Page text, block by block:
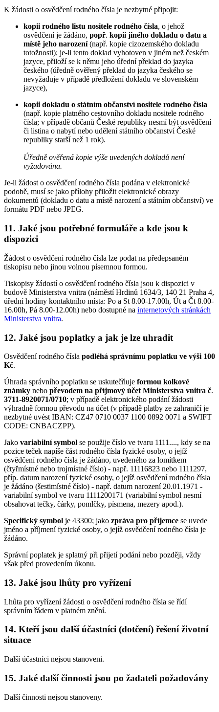
K žádosti o osvědčení rodného čísla je nezbytné připojit:
kopii rodného listu nositele rodného čísla, o jehož
osvědčení je žádáno, popř. kopii jiného dokladu o datu a
místě jeho narození(např. kopie cizozemského dokladu
totožnosti); je-li tento doklad vyhotoven v jiném než českém
jazyce, přiloží se k němu jeho úřední překlad do jazyka
českého (úředně ověřený překlad do jazyka českého se
nevyžaduje v případě předložení dokladu ve slovenském
jazyce),
kopii dokladu o státním občanství nositele rodného čísla
(např. kopie platného cestovního dokladu nositele rodného
čísla; v případě občanů České republiky nesmí být osvědčení
či listina o nabytí nebo udělení státního občanství České
republiky starší než 1 rok).
Úředně ověřená kopie výše uvedených dokladů není
vyžadována.
Je-li žádost o osvědčení rodného čísla podána v elektronické
podobě, musí se jako přílohy přiložit elektronické obrazy
dokumentů (dokladu o datu a místě narození a státním občanství) ve
formátu PDF nebo JPEG.
11. Jaké jsou potřebné formuláře a kde jsou k
dispozici
Žádost o osvědčení rodného čísla lze podat na předepsaném
tiskopisu nebo jinou volnou písemnou formou.
Tiskopisy žádostí o osvědčení rodného čísla jsou k dispozici v
budově Ministerstva vnitra (náměstí Hrdinů 1634/3, 140 21 Praha 4,
úřední hodiny kontaktního místa: Po a St 8.00-17.00h, Út a Čt 8.00-
16.00h, Pá 8.00-12.00h) nebo dostupné na internetových stránkách
Ministerstva vnitra.
12. Jaké jsou poplatky a jak je lze uhradit
Osvědčení rodného čísla podléhá správnímu poplatku ve výši 100
Kč.
Úhrada správního poplatku se uskutečňuje formou kolkové
známky nebo převodem na příjmový účet Ministerstva vnitra č.
3711-8920071/0710; v případě elektronického podání žádosti
výhradně formou převodu na účet (v případě platby ze zahraničí je
nezbytné uvést IBAN: CZ47 0710 0037 1100 0892 0071 a SWIFT
CODE: CNBACZPP).
Jako variabilní symbol se použije číslo ve tvaru 1111...., kdy se na
pozice teček napíše část rodného čísla fyzické osoby, o jejíž
osvědčení rodného čísla je žádáno, uvedeného za lomítkem
(čtyřmístné nebo trojmístné číslo) - např. 11116823 nebo 1111297,
příp. datum narození fyzické osoby, o jejíž osvědčení rodného čísla
je žádáno (šestimístné číslo) - např. datum narození 20.01.1971 -
variabilní symbol ve tvaru 1111200171 (variabilní symbol nesmí
obsahovat tečky, čárky, pomlčky, písmena, mezery apod.).
Specifický symbol je 43300; jako zpráva pro příjemce se uvede
jméno a příjmení fyzické osoby, o jejíž osvědčení rodného čísla je
žádáno.
Správní poplatek je splatný při přijetí podání nebo později, vždy
však před provedením úkonu.
13. Jaké jsou lhůty pro vyřízení
Lhůta pro vyřízení žádosti o osvědčení rodného čísla se řídí
správním řádem v platném znění.
14. Kteří jsou další účastníci (dotčení) řešení životní
situace
Další účastníci nejsou stanoveni.
15. Jaké další činnosti jsou po žadateli požadovány
Další činnosti nejsou stanoveny.